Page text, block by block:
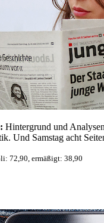
Hintergrund und
Und Samstag acht
72,90, ermäßigt: 38,90